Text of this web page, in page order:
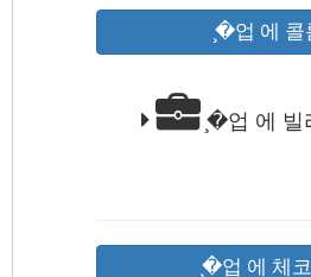
̧�업 에 콜
̧�업 에 빌
̧�업 에 체